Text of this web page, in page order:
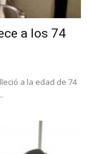
a los 74
a la edad de 74